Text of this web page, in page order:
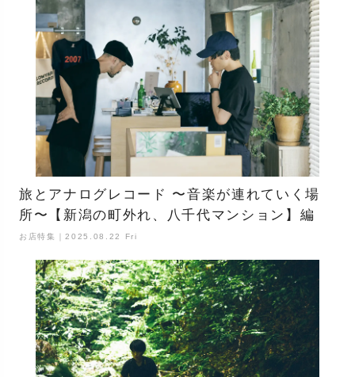
旅とアナログレコード 〜音楽が連れていく場
所〜【新潟の町外れ、八千代マンション】編
お店特集｜2025.08.22 Fri